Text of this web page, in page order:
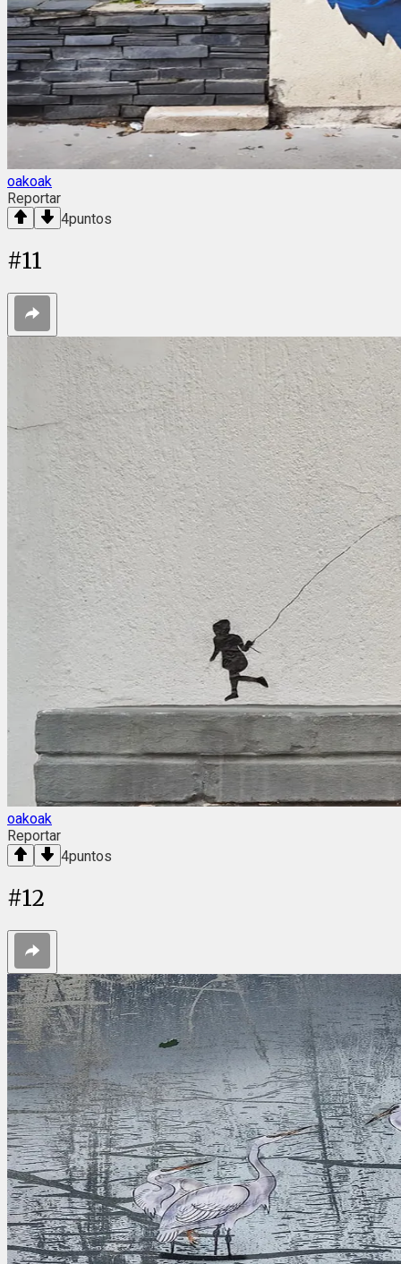
oakoak
Reportar
4puntos
#11
oakoak
Reportar
4puntos
#12